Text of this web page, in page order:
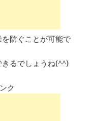
防ぐことが可能で
るでしょうね(^^)
ク